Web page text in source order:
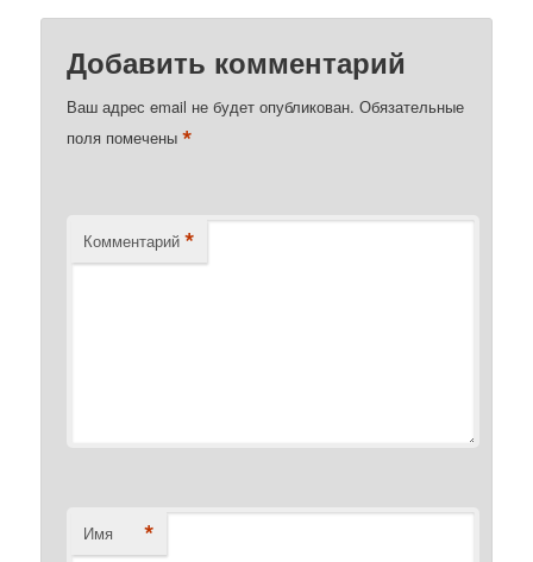
Добавить комментарий
Ваш адрес email не будет опубликован. Обязательные
поля помечены*
Комментарий *
Имя *